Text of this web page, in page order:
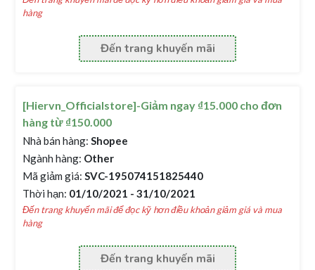
hàng
Đến trang khuyến mãi
[Hiervn_Officialstore]-Giảm ngay ₫15.000 cho đơn
hàng từ ₫150.000
Nhà bán hàng: Shopee
Ngành hàng: Other
Mã giảm giá: SVC-195074151825440
Thời hạn: 01/10/2021 - 31/10/2021
Đến trang khuyến mãi để đọc kỹ hơn điều khoản giảm giá và mua
hàng
Đến trang khuyến mãi